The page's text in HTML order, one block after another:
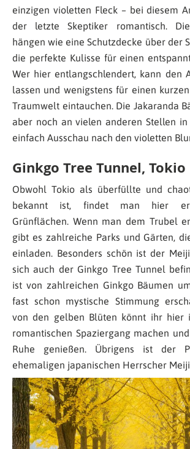
einzigen violetten Fleck – bei diesem
der letzte Skeptiker romantisch.
hängen wie eine Schutzdecke über der
die perfekte Kulisse für einen
Wer hier entlangschlendert, kann den
lassen und wenigstens für einen
Traumwelt eintauchen. Die Jakaranda
aber noch an vielen anderen Stellen
einfach Ausschau nach den violetten
Ginkgo Tree Tunnel, Tokio
Obwohl Tokio als überfüllte und
bekannt ist, findet man hier
Grünflächen. Wenn man dem Trubel
gibt es zahlreiche Parks und Gärten,
einladen. Besonders schön ist der
sich auch der Ginkgo Tree Tunnel
ist von zahlreichen Ginkgo Bäumen
fast schon mystische Stimmung
von den gelben Blüten könnt ihr hier
romantischen Spaziergang machen
Ruhe genießen. Übrigens ist der
ehemaligen japanischen Herrscher